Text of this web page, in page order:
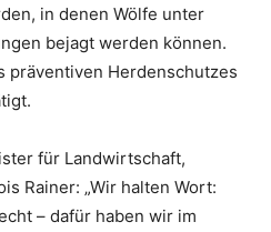
in denen Wölfe unter
bejagt werden können.
präventiven Herdenschutzes
für Landwirtschaft,
Rainer: „Wir halten Wort:
– dafür haben wir im